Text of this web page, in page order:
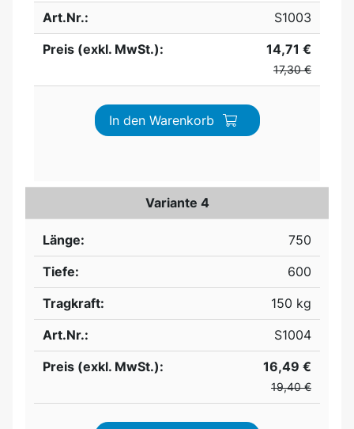
Art.Nr.:
S1003
Preis (exkl. MwSt.):
14,71 €
17,30 €
In den Warenkorb
Variante 4
Länge:
750
Tiefe:
600
Tragkraft:
150 kg
Art.Nr.:
S1004
Preis (exkl. MwSt.):
16,49 €
19,40 €